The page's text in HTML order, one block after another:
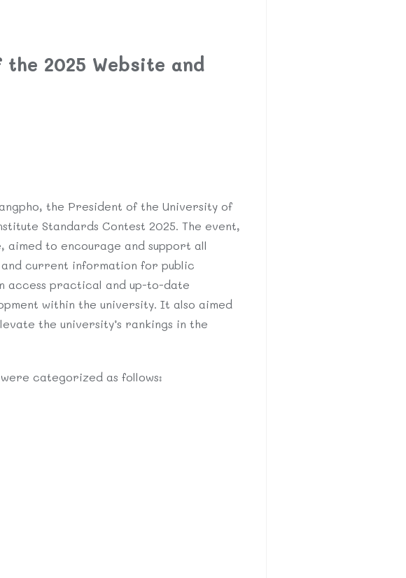
2025 Website and
the President of the University of
Standards Contest 2025. The event,
aimed to encourage and support all
and current information for public
access practical and up-to-date
within the university. It also aimed
the university’s rankings in the
categorized as follows: